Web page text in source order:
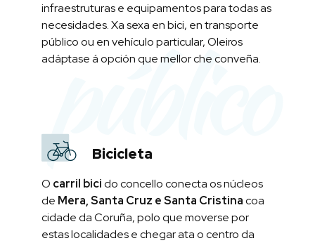
infraestruturas e equipamentos para todas as
necesidades. Xa sexa en bici, en transporte
público ou en vehículo particular, Oleiros
adáptase á opción que mellor che conveña.
público
Bicicleta
O carril bicido concello conecta os núcleos
de Mera, Santa Cruz e Santa Cristinacoa
cidade da Coruña, polo que moverse por
estas localidades e chegar ata o centro da